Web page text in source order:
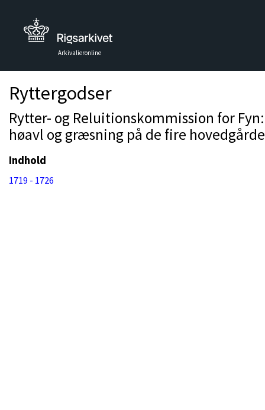
Arkivalieronline
Ryttergodser
Rytter- og Reluitionskommission for
høavl og græsning på de fire
Indhold
1719 - 1726